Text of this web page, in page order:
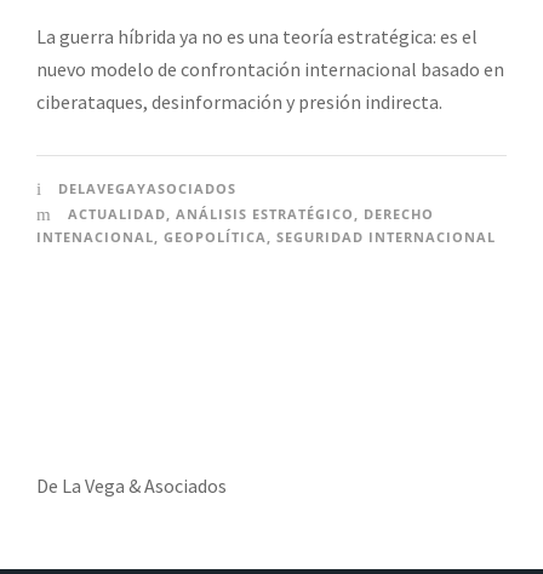
La guerra híbrida ya no es una teoría estratégica: es el
nuevo modelo de confrontación internacional basado en
ciberataques, desinformación y presión indirecta.
DELAVEGAYASOCIADOS
ACTUALIDAD, ANÁLISIS ESTRATÉGICO , DERECHO
INTENACIONAL, GEOPOLÍTICA, SEGURIDAD INTERNACIONAL
De La Vega & Asociados